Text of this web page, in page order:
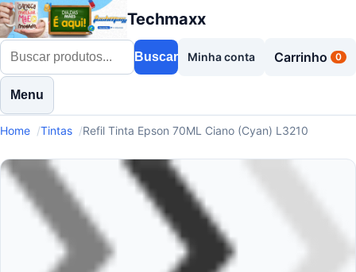
Techmaxx
Buscar Minha conta Carrinho 0
Menu
Home Tintas Refil Tinta Epson 70ML Ciano (Cyan) L3210